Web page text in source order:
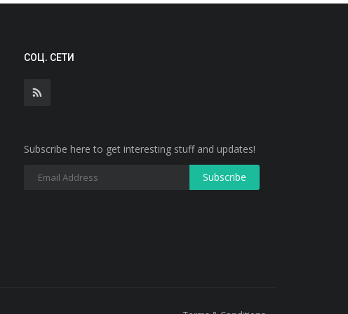
СОЦ. СЕТИ
Subscribe here to get interesting stuff and updates!